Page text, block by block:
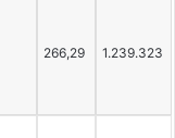
266,29 1.239.323